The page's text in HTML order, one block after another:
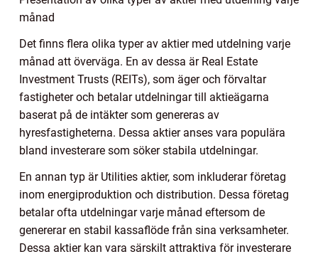
månad
Det finns flera olika typer av aktier med utdelning varje
månad att överväga. En av dessa är Real Estate
Investment Trusts (REITs), som äger och förvaltar
fastigheter och betalar utdelningar till aktieägarna
baserat på de intäkter som genereras av
hyresfastigheterna. Dessa aktier anses vara populära
bland investerare som söker stabila utdelningar.
En annan typ är Utilities aktier, som inkluderar företag
inom energiproduktion och distribution. Dessa företag
betalar ofta utdelningar varje månad eftersom de
genererar en stabil kassaflöde från sina verksamheter.
Dessa aktier kan vara särskilt attraktiva för investerare